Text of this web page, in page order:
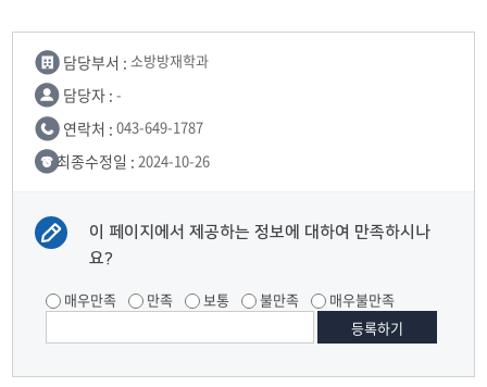
담당부서 : 소방방재학과
담당자 : -
연락처 : 043-649-1787
최종수정일 : 2024-10-26
이 페이지에서 제공하는 정보에 대하여 만족하시나
요?
매우만족 만족 보통 불만족 매우불만족